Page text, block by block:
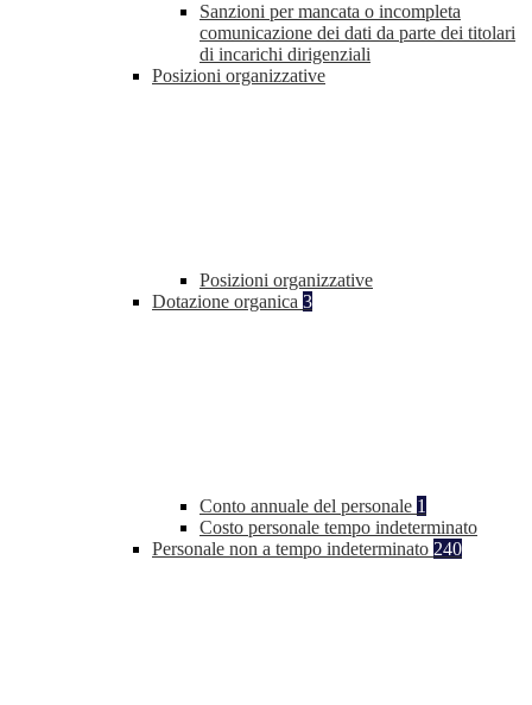
Sanzioni per mancata o incompleta
comunicazione dei dati da parte dei titolari
di incarichi dirigenziali
Posizioni organizzative
Posizioni organizzative
Dotazione organica 3
Conto annuale del personale 1
Costo personale tempo indeterminato
Personale non a tempo indeterminato 240